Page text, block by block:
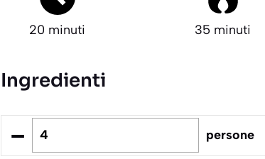
20 minuti 35 minuti
Ingredienti
– persone